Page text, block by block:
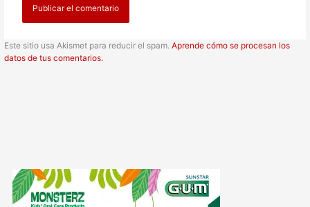
Este sitio usa Akismet para reducir el spam.Aprende cómo se procesan los
datos de tus comentarios.